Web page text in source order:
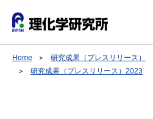
Home
研究成果（プレスリリース）
研究成果（プレスリリース）2023